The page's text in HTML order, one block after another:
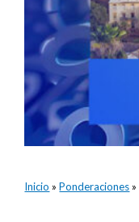
Inicio »Ponderaciones »